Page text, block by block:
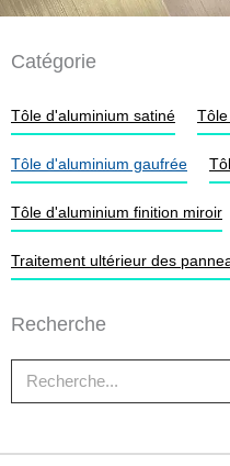
Catégorie
Tôle d'aluminium satiné
Tôle d'aluminium gaufrée
Tôle d'aluminium finition miroir
Traitement ultérieur des
Recherche
Rechercher